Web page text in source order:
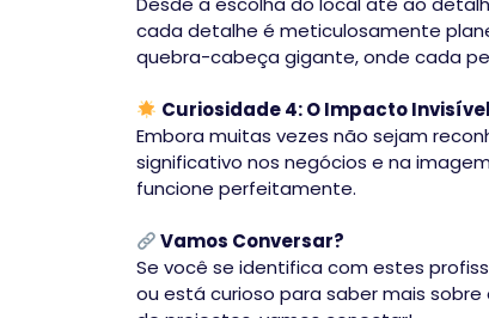
cada detalhe é meticulosamente
quebra-cabeça gigante, onde cada
Curiosidade 4: O Impacto Invisível
Embora muitas vezes não sejam
significativo nos negócios e na
funcione perfeitamente.
Vamos Conversar?
Se você se identifica com estes
ou está curioso para saber mais